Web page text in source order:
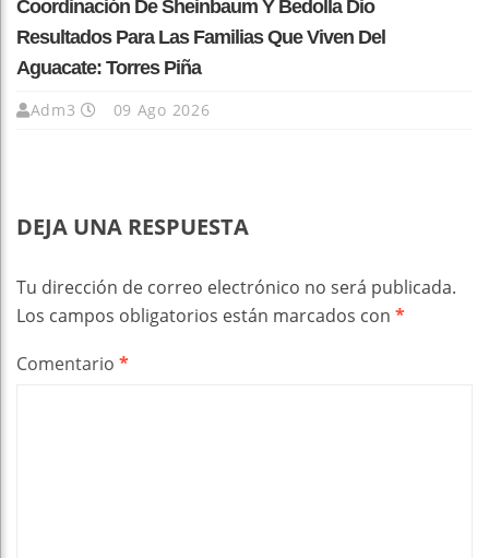
Coordinación De Sheinbaum Y Bedolla Dio
Resultados Para Las Familias Que Viven Del
Aguacate: Torres Piña
Adm3 09 Ago 2026
DEJA UNA RESPUESTA
Tu dirección de correo electrónico no será publicada.
Los campos obligatorios están marcados con *
Comentario *